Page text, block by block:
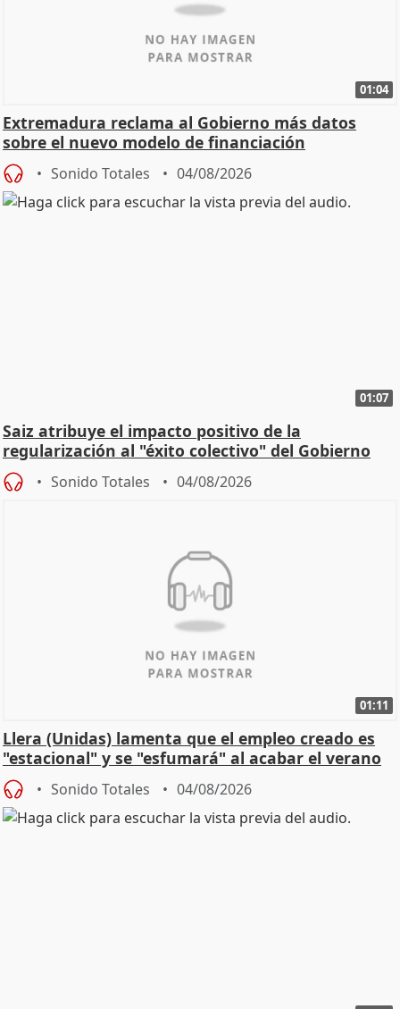
01:04
Extremadura reclama al Gobierno más datos
sobre el nuevo modelo de financiación
Sonido Totales 04/08/2026
01:07
Saiz atribuye el impacto positivo de la
regularización al "éxito colectivo" del Gobierno
Sonido Totales 04/08/2026
01:11
Llera (Unidas) lamenta que el empleo creado es
"estacional" y se "esfumará" al acabar el verano
Sonido Totales 04/08/2026